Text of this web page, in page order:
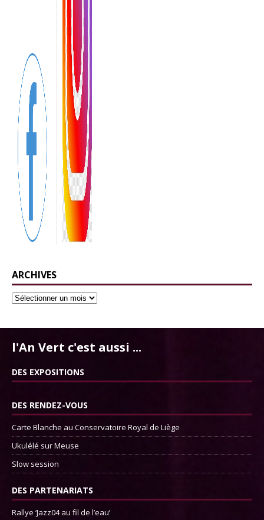
ARCHIVES
l'An Vert c'est aussi ...
DES EXPOSITIONS
DES RENDEZ-VOUS
Carte Blanche au Conservatoire Royal de Liège
Ukulélé sur Meuse
Slow session
DES PARTENARIATS
Rallye ‘Jazz04 au fil de l’eau’